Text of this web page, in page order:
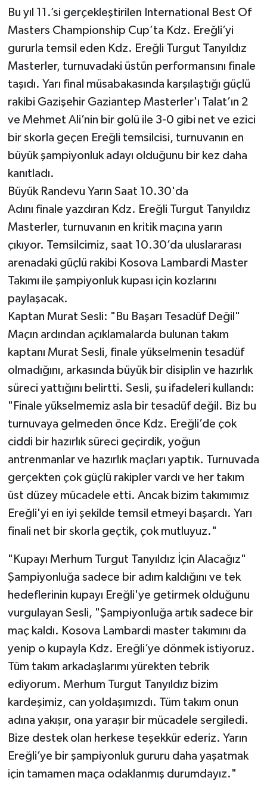
Bu yıl 11.’si gerçekleştirilen International Best Of
Masters Championship Cup’ta Kdz. Ereğli’yi
gururla temsil eden Kdz. Ereğli Turgut Tanyıldız
Masterler, turnuvadaki üstün performansını finale
taşıdı. Yarı final müsabakasında karşılaştığı güçlü
rakibi Gazişehir Gaziantep Masterler'ı Talat’ın 2
ve Mehmet Ali’nin bir golü ile 3-0 gibi net ve ezici
bir skorla geçen Ereğli temsilcisi, turnuvanın en
büyük şampiyonluk adayı olduğunu bir kez daha
kanıtladı.
Büyük Randevu Yarın Saat 10.30'da
Adını finale yazdıran Kdz. Ereğli Turgut Tanyıldız
Masterler, turnuvanın en kritik maçına yarın
çıkıyor. Temsilcimiz, saat 10.30’da uluslararası
arenadaki güçlü rakibi Kosova Lambardi Master
Takımı ile şampiyonluk kupası için kozlarını
paylaşacak.
Kaptan Murat Sesli: "Bu Başarı Tesadüf Değil"
Maçın ardından açıklamalarda bulunan takım
kaptanı Murat Sesli, finale yükselmenin tesadüf
olmadığını, arkasında büyük bir disiplin ve hazırlık
süreci yattığını belirtti. Sesli, şu ifadeleri kullandı:
"Finale yükselmemiz asla bir tesadüf değil. Biz bu
turnuvaya gelmeden önce Kdz. Ereğli’de çok
ciddi bir hazırlık süreci geçirdik, yoğun
antrenmanlar ve hazırlık maçları yaptık. Turnuvada
gerçekten çok güçlü rakipler vardı ve her takım
üst düzey mücadele etti. Ancak bizim takımımız
Ereğli'yi en iyi şekilde temsil etmeyi başardı. Yarı
finali net bir skorla geçtik, çok mutluyuz."
"Kupayı Merhum Turgut Tanyıldız İçin Alacağız"
Şampiyonluğa sadece bir adım kaldığını ve tek
hedeflerinin kupayı Ereğli'ye getirmek olduğunu
vurgulayan Sesli, "Şampiyonluğa artık sadece bir
maç kaldı. Kosova Lambardi master takımını da
yenip o kupayla Kdz. Ereğli’ye dönmek istiyoruz.
Tüm takım arkadaşlarımı yürekten tebrik
ediyorum. Merhum Turgut Tanyıldız bizim
kardeşimiz, can yoldaşımızdı. Tüm takım onun
adına yakışır, ona yaraşır bir mücadele sergiledi.
Bize destek olan herkese teşekkür ederiz. Yarın
Ereğli’ye bir şampiyonluk gururu daha yaşatmak
için tamamen maça odaklanmış durumdayız."